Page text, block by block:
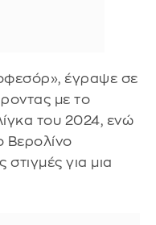
έγραψε σε
με το
του 2024, ενώ
Βερολίνο
για μια